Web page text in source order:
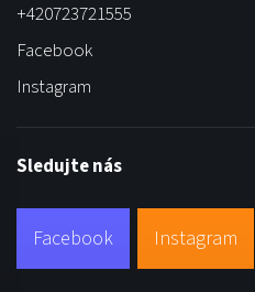
+420723721555
Facebook
Instagram
Sledujte nás
Facebook Instagram